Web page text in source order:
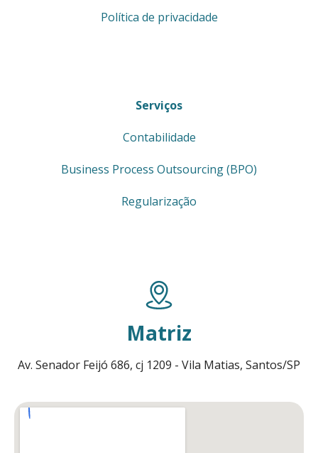
Política de privacidade
Serviços
Contabilidade
Business Process Outsourcing (BPO)
Regularização
Matriz
Av. Senador Feijó 686, cj 1209 - Vila Matias, Santos/SP